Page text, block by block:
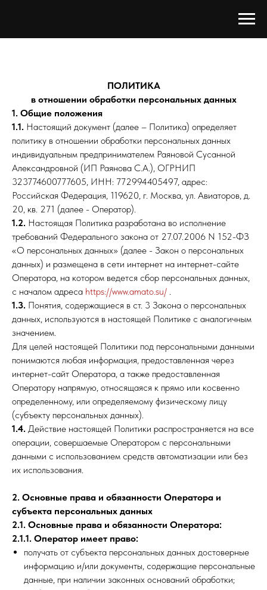
ПОЛИТИКА
в отношении обработки персональных данных
1. Общие положения
1.1. Настоящий документ (далее – Политика) определяет
политику в отношении обработки персональных данных
индивидуальным предпринимателем Раяновой Сусанной
Александровной (ИП Раянова С.А.), ОГРНИП
323774600777605, ИНН: 772994405497, адрес:
Российская Федерация, 119620, г. Москва, ул. Авиаторов, д.
20, кв. 271 (далее - Оператор).
1.2. Настоящая Политика разработана во исполнение
требований Федерального закона от 27.07.2006 N 152-ФЗ
«О персональных данных» (далее - Закон о персональных
данных) и размещена в сети интернет на интернет-сайте
Оператора, на котором ведется сбор персональных данных,
с началом адреса https://www.amato.su/ .
1.3. Понятия, содержащиеся в ст. 3 Закона о персональных
данных, используются в настоящей Политике с аналогичным
значением.
Для целей настоящей Политики под персональными данными
понимаются любая информация, предоставленная через
интернет-сайт Оператора, а также предоставленная
Оператору напрямую, относящаяся к прямо или косвенно
определенному, или определяемому физическому лицу
(субъекту персональных данных).
1.4. Действие настоящей Политики распространяется на все
операции, совершаемые Оператором с персональными
данными с использованием средств автоматизации или без
их использования.
2. Основные права и обязанности Оператора и
субъекта персональных данных
2.1. Основные права и обязанности Оператора:
2.1.1. Оператор имеет право:
получать от субъекта персональных данных достоверные
информацию и/или документы, содержащие персональные
данные, при наличии законных оснований обработки;